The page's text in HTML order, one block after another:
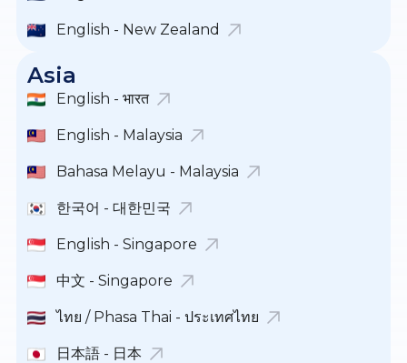
English - New Zealand
Asia
English - भारत
English - Malaysia
Bahasa Melayu - Malaysia
한국어 - 대한민국
English - Singapore
中文 - Singapore
ไทย / Phasa Thai - ประเทศไทย
日本語 - 日本